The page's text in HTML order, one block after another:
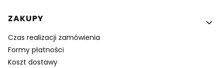
Linki w stopce
ZAKUPY
Czas realizacji zamówienia
Formy płatności
Koszt dostawy